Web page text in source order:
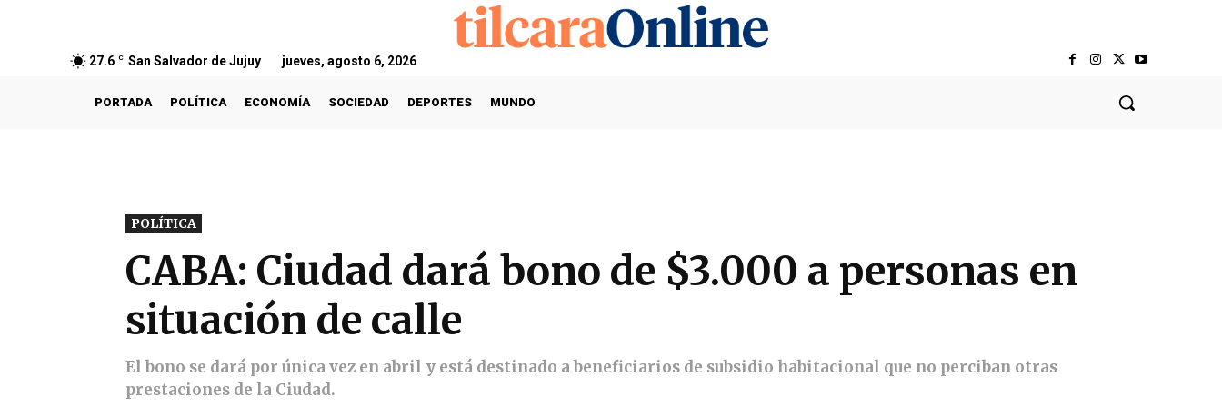
27.6 C San Salvador de Jujuy jueves, agosto 6, 2026
PORTADA POLÍTICA ECONOMÍA SOCIEDAD DEPORTES MUNDO
POLÍTICA
CABA: Ciudad dará bono de $3.000 a personas en
situación de calle
El bono se dará por única vez en abril y está destinado a beneficiarios de subsidio habitacional que no perciban otras
prestaciones de la Ciudad.